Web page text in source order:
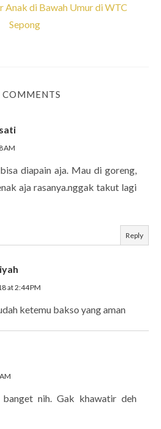
Anak di Bawah Umur di WTC
Sepong
COMMENTS
AM
diapain aja. Mau di goreng,
aja rasanya.nggak takut lagi
Reply
at 2:44 PM
ketemu bakso yang aman
banget nih. Gak khawatir deh